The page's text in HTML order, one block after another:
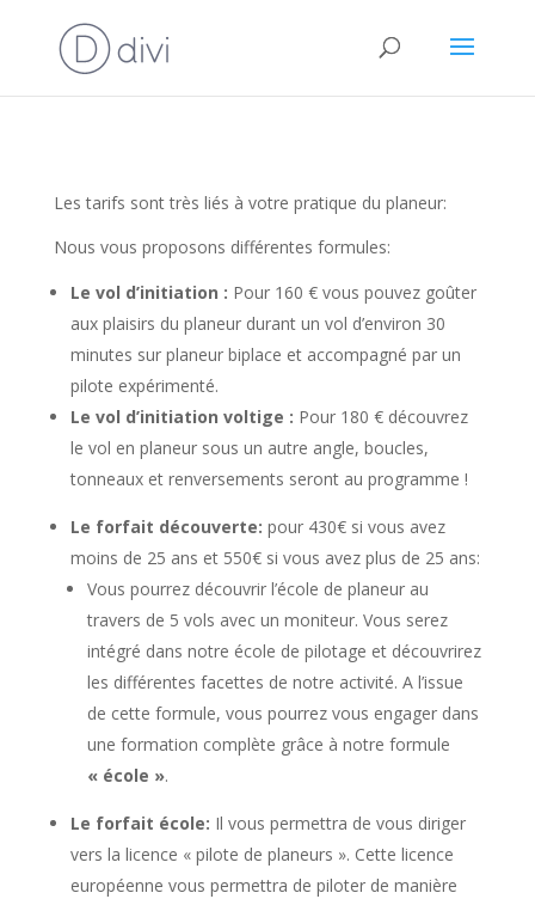
Les tarifs sont très liés à votre pratique du planeur:
Nous vous proposons différentes formules:
Le vol d’initiation : Pour 160 € vous pouvez goûter
aux plaisirs du planeur durant un vol d’environ 30
minutes sur planeur biplace et accompagné par un
pilote expérimenté.
Le vol d’initiation voltige : Pour 180 € découvrez
le vol en planeur sous un autre angle, boucles,
tonneaux et renversements seront au programme !
Le forfait découverte: pour 430€ si vous avez
moins de 25 ans et 550€ si vous avez plus de 25 ans:
Vous pourrez découvrir l’école de planeur au
travers de 5 vols avec un moniteur. Vous serez
intégré dans notre école de pilotage et découvrirez
les différentes facettes de notre activité. A l’issue
de cette formule, vous pourrez vous engager dans
une formation complète grâce à notre formule
« école ».
Le forfait école: Il vous permettra de vous diriger
vers la licence « pilote de planeurs ». Cette licence
européenne vous permettra de piloter de manière